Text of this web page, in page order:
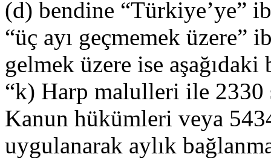
(d) bendine “Türkiye’ye”
“üç ayı geçmemek üzere”
gelmek üzere ise
“k) Harp malulleri ile 2330
Kanun hükümleri veya
uygulanarak aylık